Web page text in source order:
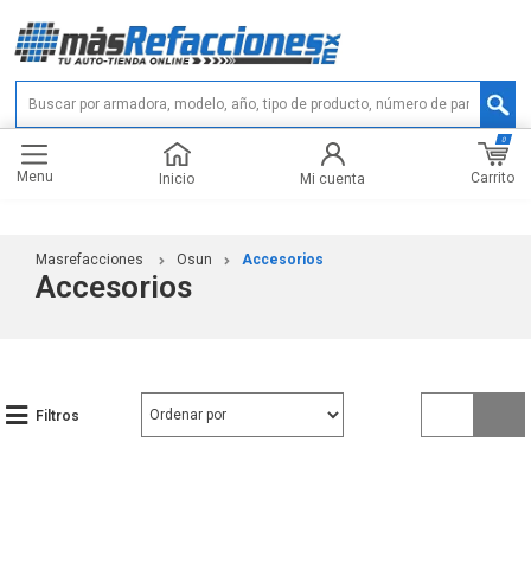
Menu Inicio Mi cuenta Carrito
0
Masrefacciones Osun Accesorios
Accesorios
Filtros